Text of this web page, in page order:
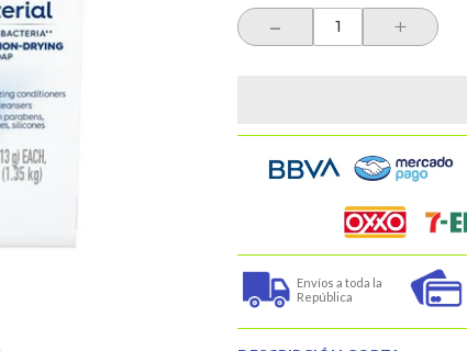
- +
Envíos a toda la
República